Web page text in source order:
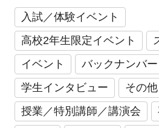
入試／体験イベント
高校2年生限定イベント
イベント
バックナンバー
学生インタビュー
その他
授業／特別講師／講演会